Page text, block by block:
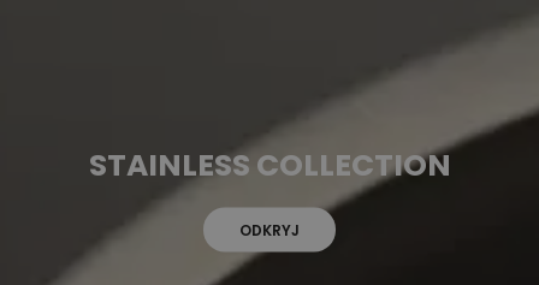
STAINLESS COLLECTION
ODKRYJ